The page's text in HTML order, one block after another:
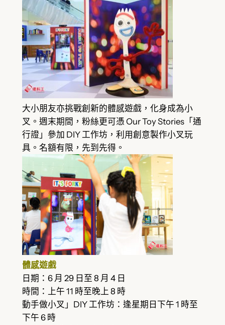
大小朋友亦挑戰創新的體感遊戲，化身成為小
叉。週末期間，粉絲更可憑 Our Toy Stories「通
行證」參加 DIY 工作坊，利用創意製作小叉玩
具。名額有限，先到先得。
體感遊戲
日期：6 月 29 日至 8 月 4 日
時間：上午 11 時至晚上 8 時
動手做小叉」DIY 工作坊：逢星期日下午 1 時至
下午 6 時